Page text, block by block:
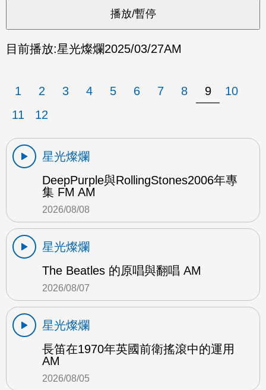
目前播放:星光燦爛2025/03/27AM
1 2 3 4 5 6 7 8 9
10
11
12
星光燦爛
DeepPurple與RollingStones2006年專
集 FM AM
2026/08/08
星光燦爛
The Beatles 的原唱與翻唱 AM
2026/08/07
星光燦爛
長笛在1970年英國前衛搖滾中的運用
AM
2026/08/05